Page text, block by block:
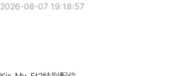
2026-08-07 19:18:57